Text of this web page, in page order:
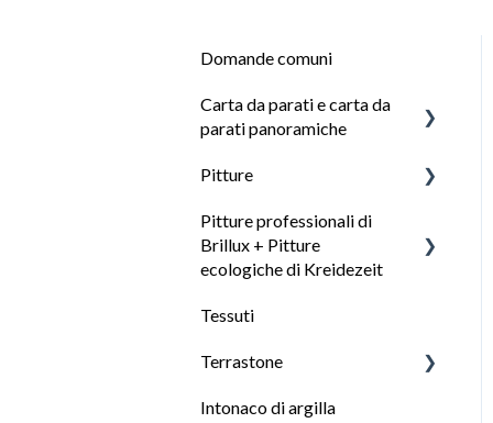
Domande comuni
Carta da parati e carta da
parati panoramiche
Domande generali sulla
Tipi di carta da parati
carta da parati
Preparazione della
parati
Pitture
Domande generali sulle
nostre pitture
Quale pittura per quale
Pitture professionali di
Brillux + Pitture
ecologiche di Kreidezeit
Come scegliere la pittura
Tessuti
Terrastone
Informazioni generali su
Intonaco di argilla